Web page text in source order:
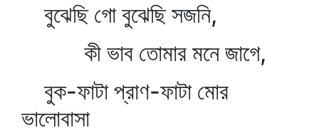
বুঝেছি গো বুঝেছি সজনি,
কী ভাব তোমার মনে জাগে,
বুক-ফাটা প্রাণ-ফাটা মোর
ভালোবাসা